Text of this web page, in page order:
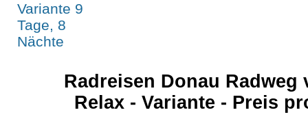
Radreisen Donau Radweg
Relax - Variante - Preis